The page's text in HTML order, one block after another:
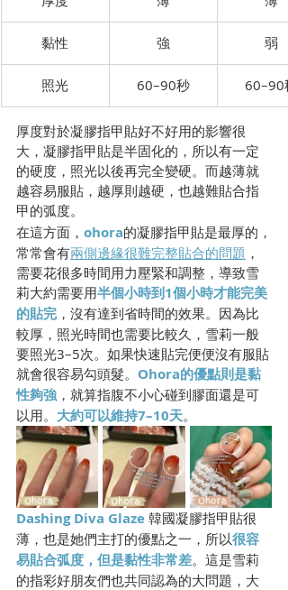
​黏性 ​強 弱
​照光 60–90秒 60–90秒
厚度對於凝膠指甲貼好不好用的影響很
大，凝膠指甲貼是半固化的，所以有一定
的硬度，照光以後再完全變硬。而越薄就
越容易服貼，越厚則越硬，也越難貼合指
甲的弧度。
在這方面， ohora的凝膠指甲貼是最厚的，
常常會有兩側邊緣很難完整貼合的問題 ，
需要花很多時間用力壓緊和調整，導致雪
莉大約需要用半個小時到1個小時才能完美
的貼完 ，沒有達到省時間的效果。因為比
較厚，照光時間也需要比較久，雪莉一般
要照光3–5次。如果快速貼完便便沒有服貼
就會很容易勾頭髮。 Ohora的優點則是黏
性夠強 ，就算指腹不小心碰到膠面還是可
以用。 大約可以維持7–10天。
Dashing Diva Glaze 韓國凝膠指甲貼很
薄，也是她們主打的優點之一，所以很容
易貼合弧度，但是黏性非常差。這是雪莉
的指彩好朋友們也共同認為的大問題，大